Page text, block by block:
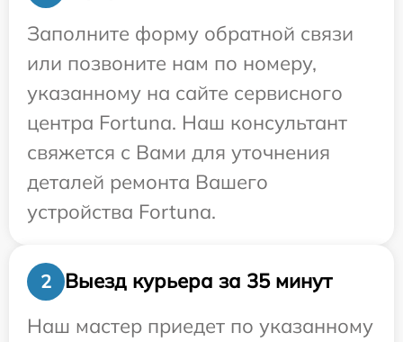
Заполните форму обратной связи
или позвоните нам по номеру,
указанному на сайте сервисного
центра Fortuna. Наш консультант
свяжется с Вами для уточнения
деталей ремонта Вашего
устройства Fortuna.
2
Выезд курьера за 35 минут
Наш мастер приедет по указанному